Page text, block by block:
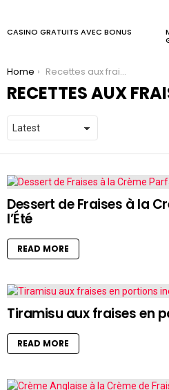
LATEST
CASINO GRATUITS AVEC BONUS
You are here:
Home Recettes aux fraise
RECETTES AUX
LATEST
STORIES
Dessert de Fraises à la
l’Été
READ MORE
Tiramisu aux fraises en
READ MORE